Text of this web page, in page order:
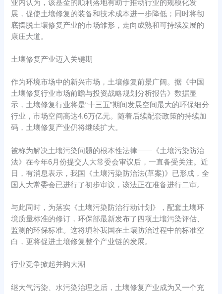
业内认为，该基金的顺利落地有助于推动行业的规模化发
展，促使土壤修复的装备和技术成本进一步降低；同时将彻
底摆脱土壤修复产业的市场雏形，走向成熟和可持续发展的
康庄大道。
土壤修复产业迈入关键期
作为环境市场中的新兴市场，土壤修复前景广阔。据《中国
土壤修复行业市场前瞻与投资战略规划分析报告》数据显
示，土壤修复行业将是“十三五”期间发展空间最大的环保细分
行业，市场空间高达4.6万亿元。随着后续配套政策的持续加
码，土壤修复产业仍将继续扩大。
被称为解决土壤污染问题的根本性法律——《土壤污染防治
法》在今年6月份提交人大常委会审议后，一直备受关注。近
日，有消息表示，我国《土壤污染防治法(草案)》已形成，全
国人大常委会已进行了初步审议，该法正在准备进行二审。
与此同时，为落实《土壤污染防治行动计划》，配套土壤环
境质量标准的修订，环保部最新发布了四项土壤污染评估、
监测的环保标准。这将填补我国在土壤防治过程中的标准空
白，更将促进土壤修复整个产业链的发展。
行业竞争掀起并购大潮
继大气污染、水污染治理之后，土壤修复产业成为又一个充